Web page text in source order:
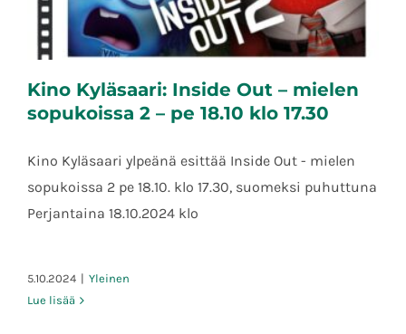
Kino Kyläsaari: Inside Out – mielen
sopukoissa 2 – pe 18.10 klo 17.30
Kino Kyläsaari: Inside Out – mielen
sopukoissa 2 – pe 18.10 klo 17.30
Kino Kyläsaari ylpeänä esittää Inside Out - mielen
sopukoissa 2 pe 18.10. klo 17.30, suomeksi puhuttuna
Perjantaina 18.10.2024 klo
5.10.2024 | Yleinen
Lue lisää